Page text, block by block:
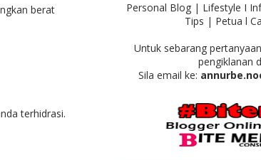
berat
terhidrasi.
Personal Blog | Lifestyle I
Tips | Petua l
Untuk sebarang
pengiklanan
Sila email ke: